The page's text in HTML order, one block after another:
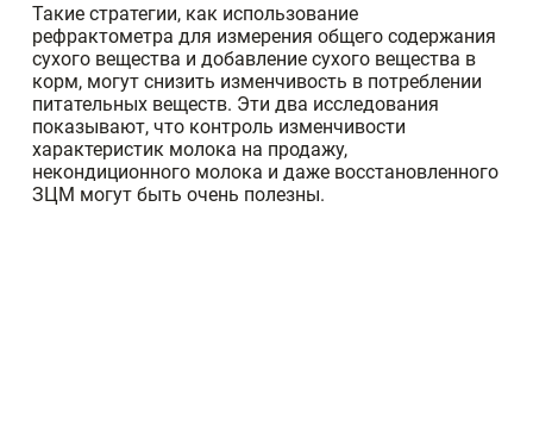
Такие стратегии, как использование
рефрактометра для измерения общего содержания
сухого вещества и добавление сухого вещества в
корм, могут снизить изменчивость в потреблении
питательных веществ. Эти два исследования
показывают, что контроль изменчивости
характеристик молока на продажу,
некондиционного молока и даже восстановленного
ЗЦМ могут быть очень полезны.